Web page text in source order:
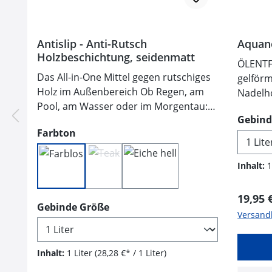
Antislip - Anti-Rutsch
Holzbeschichtung, seidenmatt
Das All-in-One Mittel gegen rutschiges
Holz im Außenbereich Ob Regen, am
Pool, am Wasser oder im Morgentau:
Holzflächen schnell zu einer sehr
rutschigen Angelegenheit. Wer die
OWATROL ANTISLIP die ideale Lösung,
die dem Holz eine lückenlose Rundum-
Behandlung spendet. Dank bereits
eingemischter Polypropylen-Partikel
Farbton
Gebinde Größeauswählen
Inhalt: 1 Liter (28,28 €* / 1 Liter)
Holzhäusern,
Kunststeinen. Greift
wenigen
dunkel gewordenen
auf
durch
von
Inhalt:
19,95